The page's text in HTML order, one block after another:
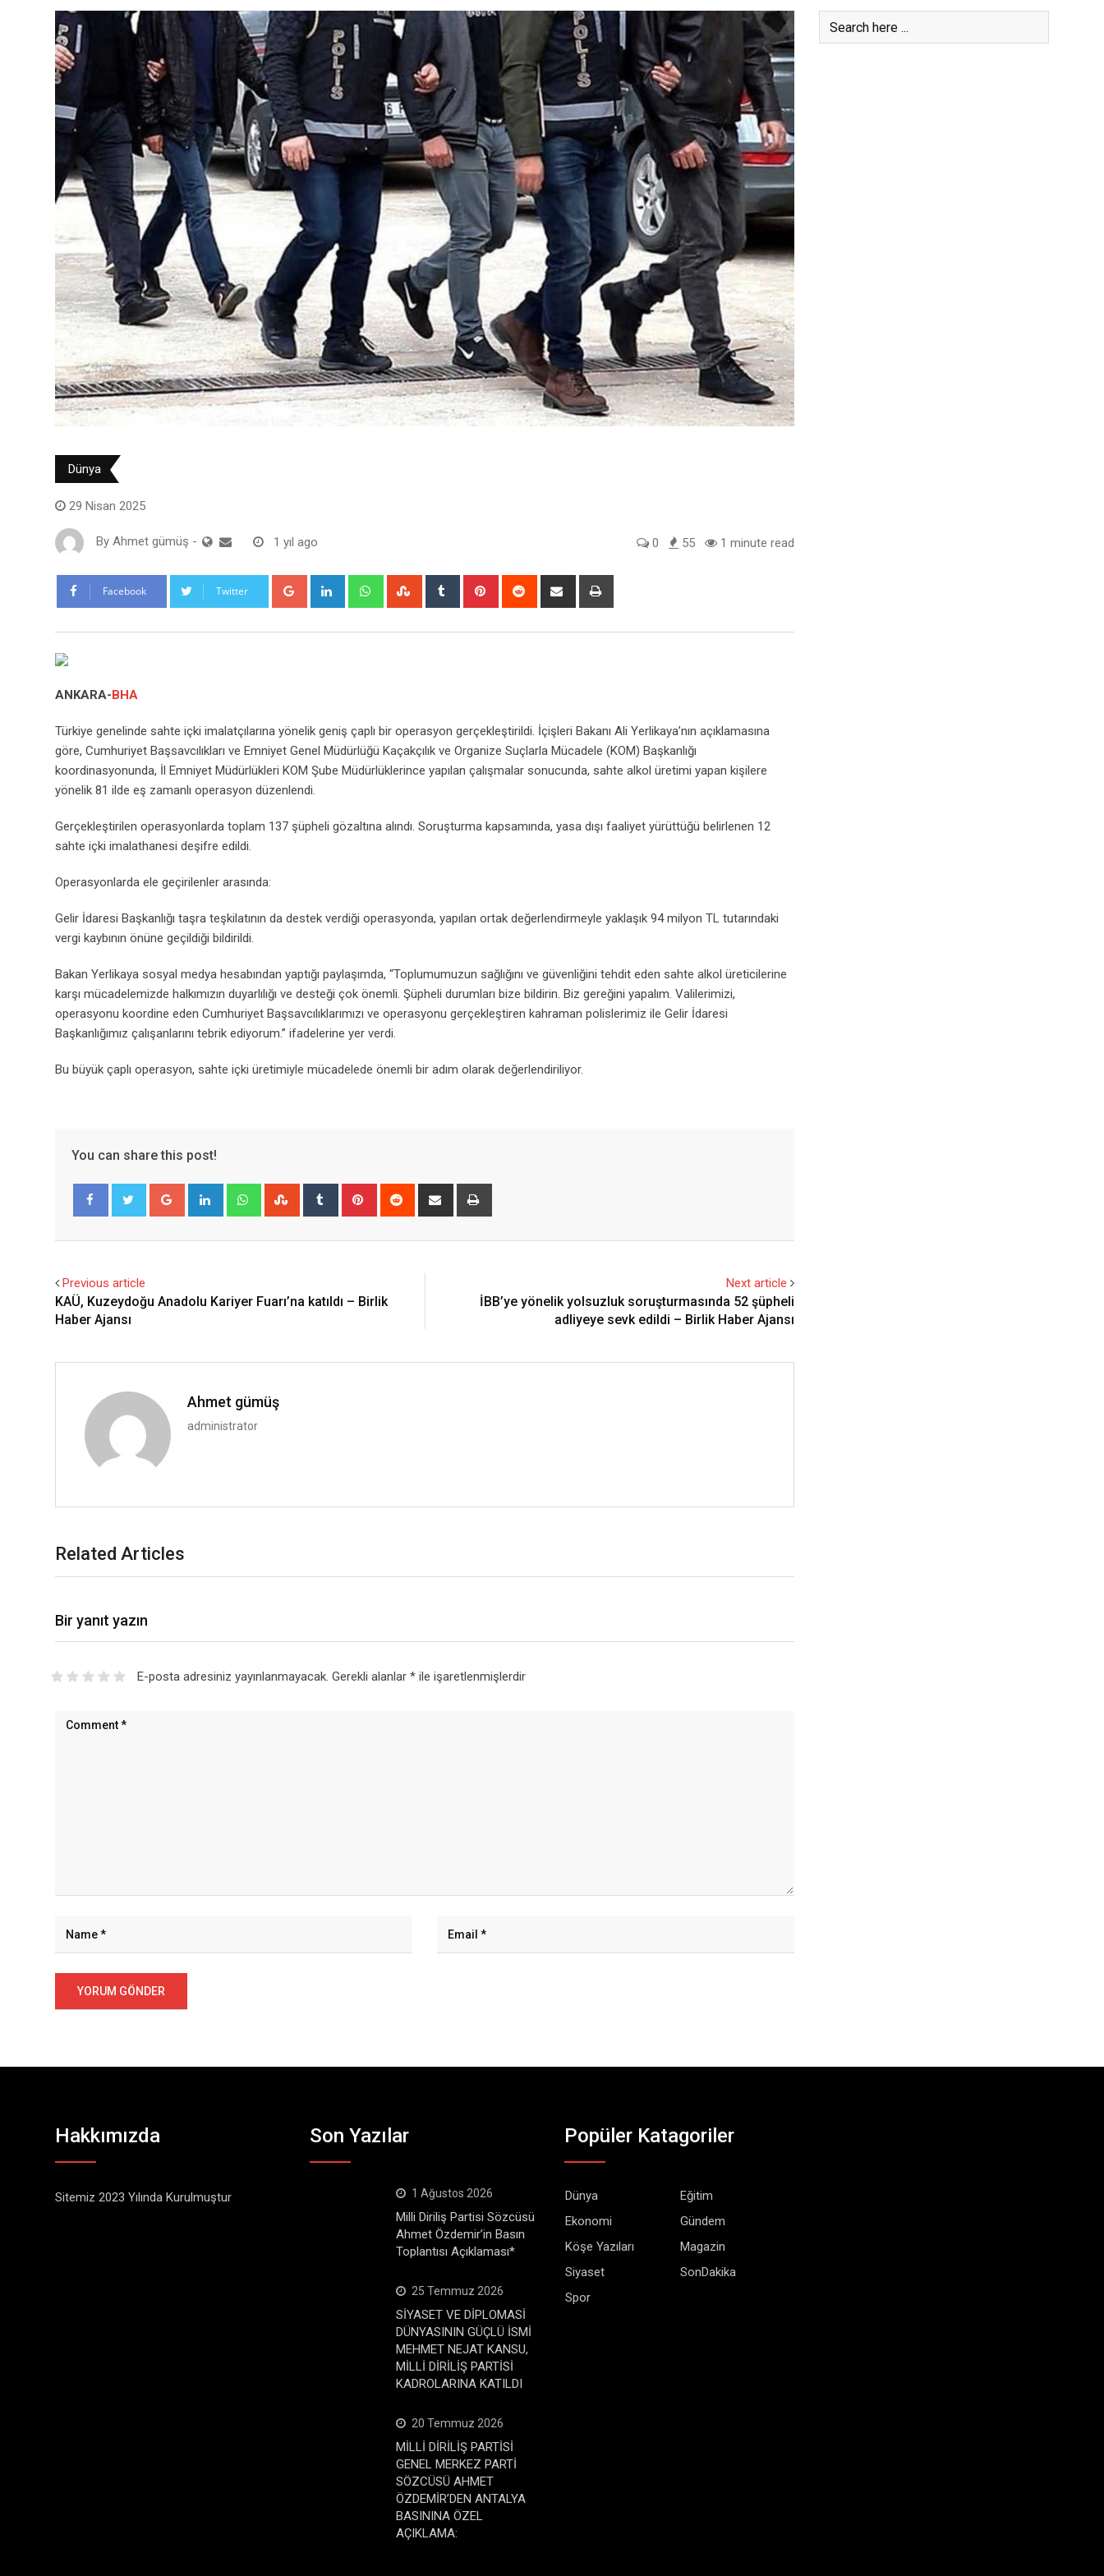
Dünya
29 Nisan 2025
By Ahmet gümüş - 1 yıl ago 0 55 1 minute read
Facebook Twitter Google+ LinkedIn WhatsappStumbleUpon
Tumblr Pinterest Reddit
Share
ANKARA-BHA
Türkiye genelinde sahte içki imalatçılarına yönelik geniş çaplı bir operasyon gerçekleştirildi. İçişleri Bakanı Ali Yerlikaya’nın açıklamasına
göre, Cumhuriyet Başsavcılıkları ve Emniyet Genel Müdürlüğü Kaçakçılık ve Organize Suçlarla Mücadele (KOM) Başkanlığı
koordinasyonunda, İl Emniyet Müdürlükleri KOM Şube Müdürlüklerince yapılan çalışmalar sonucunda, sahte alkol üretimi yapan kişilere
yönelik 81 ilde eş zamanlı operasyon düzenlendi.
Gerçekleştirilen operasyonlarda toplam 137 şüpheli gözaltına alındı. Soruşturma kapsamında, yasa dışı faaliyet yürüttüğü belirlenen 12
sahte içki imalathanesi deşifre edildi.
Operasyonlarda ele geçirilenler arasında:
Gelir İdaresi Başkanlığı taşra teşkilatının da destek verdiği operasyonda, yapılan ortak değerlendirmeyle yaklaşık 94 milyon TL tutarındaki
vergi kaybının önüne geçildiği bildirildi.
Bakan Yerlikaya sosyal medya hesabından yaptığı paylaşımda, “Toplumumuzun sağlığını ve güvenliğini tehdit eden sahte alkol üreticilerine
karşı mücadelemizde halkımızın duyarlılığı ve desteği çok önemli. Şüpheli durumları bize bildirin. Biz gereğini yapalım. Valilerimizi,
operasyonu koordine eden Cumhuriyet Başsavcılıklarımızı ve operasyonu gerçekleştiren kahraman polislerimiz ile Gelir İdaresi
Başkanlığımız çalışanlarını tebrik ediyorum.” ifadelerine yer verdi.
Bu büyük çaplı operasyon, sahte içki üretimiyle mücadelede önemli bir adım olarak değerlendiriliyor.
You can share this post!
Google+ LinkedIn WhatsappStumbleUpon
Tumblr Pinterest Reddit
Share
Previous article
KAÜ, Kuzeydoğu Anadolu Kariyer Fuarı’na katıldı – Birlik
Haber Ajansı
Next article
İBB’ye yönelik yolsuzluk soruşturmasında 52 şüpheli
adliyeye sevk edildi – Birlik Haber Ajansı
Ahmet gümüş
administrator
Related Articles
Bir yanıt yazın
E-posta adresiniz yayınlanmayacak. Gerekli alanlar *ile işaretlenmişlerdir
Hakkımızda
Sitemiz 2023 Yılında Kurulmuştur
Son Yazılar
1 Ağustos 2026
Milli Diriliş Partisi Sözcüsü
Ahmet Özdemir’in Basın
Toplantısı Açıklaması*
25 Temmuz 2026
SİYASET VE DİPLOMASİ
DÜNYASININ GÜÇLÜ İSMİ
MEHMET NEJAT KANSU,
MİLLİ DİRİLİŞ PARTİSİ
KADROLARINA KATILDI
20 Temmuz 2026
MİLLİ DİRİLİŞ PARTİSİ
GENEL MERKEZ PARTİ
SÖZCÜSÜ AHMET
ÖZDEMİR’DEN ANTALYA
BASININA ÖZEL
AÇIKLAMA:
Popüler Katagoriler
Dünya
Eğitim
Ekonomi
Gündem
Köşe Yazıları
Magazin
Siyaset
SonDakika
Spor